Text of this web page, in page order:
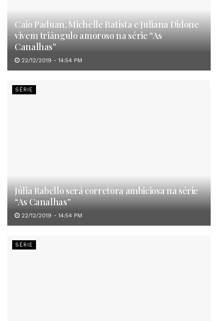
Caio Paduan, Michelle Batista e Juliana Didone
vivem triângulo amoroso na série “As
Canalhas”
22/12/2019 - 14:54 PM
SÉRIE
Júlia Rabello será corretora ambiciosa na série
“As Canalhas”
22/12/2019 - 14:54 PM
SÉRIE